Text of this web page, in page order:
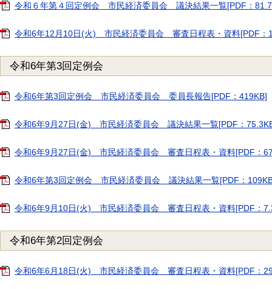
令和６年第４回定例会 市民経済委員会 議決結果一覧[PDF：
令和6年12月10日(火) 市民経済委員会 審査日程表・資料[PDF：
令和6年第3回定例会
令和6年第3回定例会 市民経済委員会 委員長報告[PDF：419KB]
令和6年9月27日(金) 市民経済委員会 議決結果一覧[PDF：
令和6年9月27日(金) 市民経済委員会 審査日程表・資料[PDF：
令和6年第3回定例会 市民経済委員会 議決結果一覧[PDF：
令和6年9月10日(火) 市民経済委員会 審査日程表・資料[PDF：
令和6年第2回定例会
令和6年6月18日(火) 市民経済委員会 審査日程表・資料[PDF：